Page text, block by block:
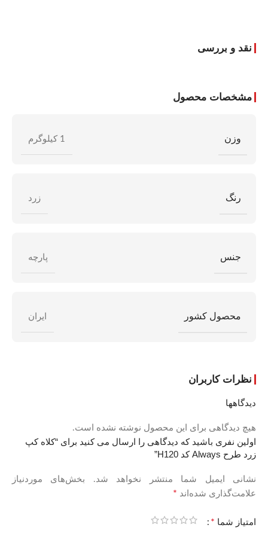
نقد و بررسی
مشخصات محصول
وزن 1 کیلوگرم
رنگ زرد
جنس پارچه
محصول کشور ایران
نظرات کاربران
دیدگاهها
هیچ دیدگاهی برای این محصول نوشته نشده است.
اولین نفری باشید که دیدگاهی را ارسال می کنید برای “کلاه کپ
زرد طرح Always کد H120”
نشانی ایمیل شما منتشر نخواهد شد.
بخش‌های موردنیاز
علامت‌گذاری شده‌اند *
امتیاز شما *